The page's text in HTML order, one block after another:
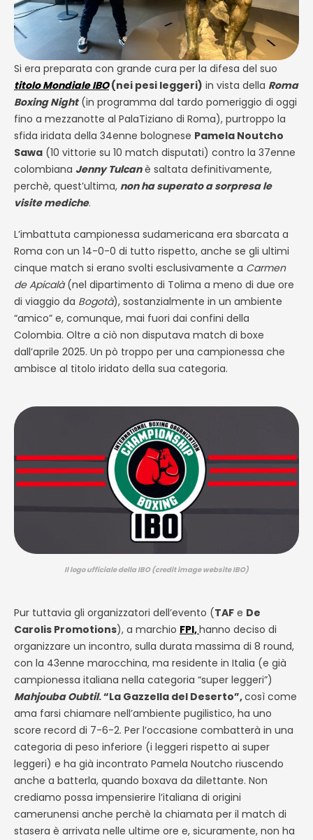
Si era preparata con grande cura per la difesa del suo
titolo Mondiale IBO(nei pesi leggeri) in vista della Roma
Boxing Night(in programma dal tardo pomeriggio di oggi
fino a mezzanotte al PalaTiziano di Roma), purtroppo la
sfida iridata della 34enne bolognese Pamela Noutcho
Sawa (10 vittorie su 10 match disputati) contro la 37enne
colombiana Jenny Tulcanè saltata definitivamente,
perchè, quest’ultima, non ha superato a sorpresa le
visite mediche.
L’imbattuta campionessa sudamericana era sbarcata a
Roma con un 14-0-0 di tutto rispetto, anche se gli ultimi
cinque match si erano svolti esclusivamente a Carmen
de Apicalà(nel dipartimento di Tolima a meno di due ore
di viaggio da Bogotà), sostanzialmente in un ambiente
“amico” e, comunque, mai fuori dai confini della
Colombia. Oltre a ciò non disputava match di boxe
dall’aprile 2025. Un pò troppo per una campionessa che
ambisce al titolo iridato della sua categoria.
Il logo ufficiale della IBO (credit image website IBO)
Pur tuttavia gli organizzatori dell’evento (TAF e De
Carolis Promotions), a marchio FPI,hanno deciso di
organizzare un incontro, sulla durata massima di 8 round,
con la 43enne marocchina, ma residente in Italia (e già
campionessa italiana nella categoria “super leggeri”)
Mahjouba Oubtil. “La Gazzella del Deserto”,così come
ama farsi chiamare nell’ambiente pugilistico, ha uno
score record di 7-6-2. Per l’occasione combatterà in una
categoria di peso inferiore (i leggeri rispetto ai super
leggeri) e ha già incontrato Pamela Noutcho riuscendo
anche a batterla, quando boxava da dilettante. Non
crediamo possa impensierire l’italiana di origini
camerunensi anche perchè la chiamata per il match di
stasera è arrivata nelle ultime ore e, sicuramente, non ha